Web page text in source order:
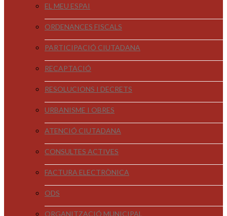
EL MEU ESPAI
ORDENANCES FISCALS
PARTICIPACIÓ CIUTADANA
RECAPTACIÓ
RESOLUCIONS I DECRETS
URBANISME I OBRES
ATENCIÓ CIUTADANA
CONSULTES ACTIVES
FACTURA ELECTRÒNICA
ODS
ORGANITZACIÓ MUNICIPAL